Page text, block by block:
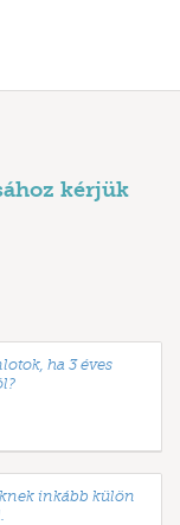
kérjük
ha 3 éves
inkább külön